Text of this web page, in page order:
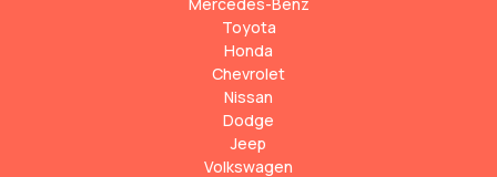
Toyota
Honda
Chevrolet
Nissan
Dodge
Jeep
Volkswagen